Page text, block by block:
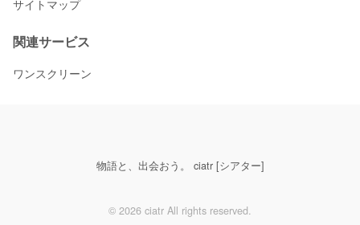
サイトマップ
関連サービス
ワンスクリーン
物語と、出会おう。 ciatr [シアター]
© 2026 ciatr All rights reserved.